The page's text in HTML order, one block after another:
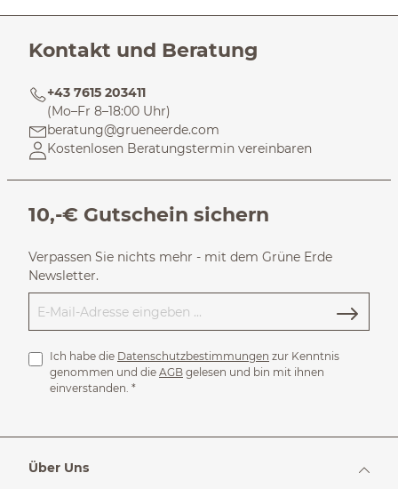
Kontakt und Beratung
+43 7615 203411
(Mo–Fr 8–18:00 Uhr)
beratung@grueneerde.com
Kostenlosen Beratungstermin vereinbaren
10,-€ Gutschein sichern
Verpassen Sie nichts mehr - mit dem Grüne Erde
Newsletter.
Ich habe die Datenschutzbestimmungen zur Kenntnis
genommen und die AGB gelesen und bin mit ihnen
einverstanden. *
Über Uns